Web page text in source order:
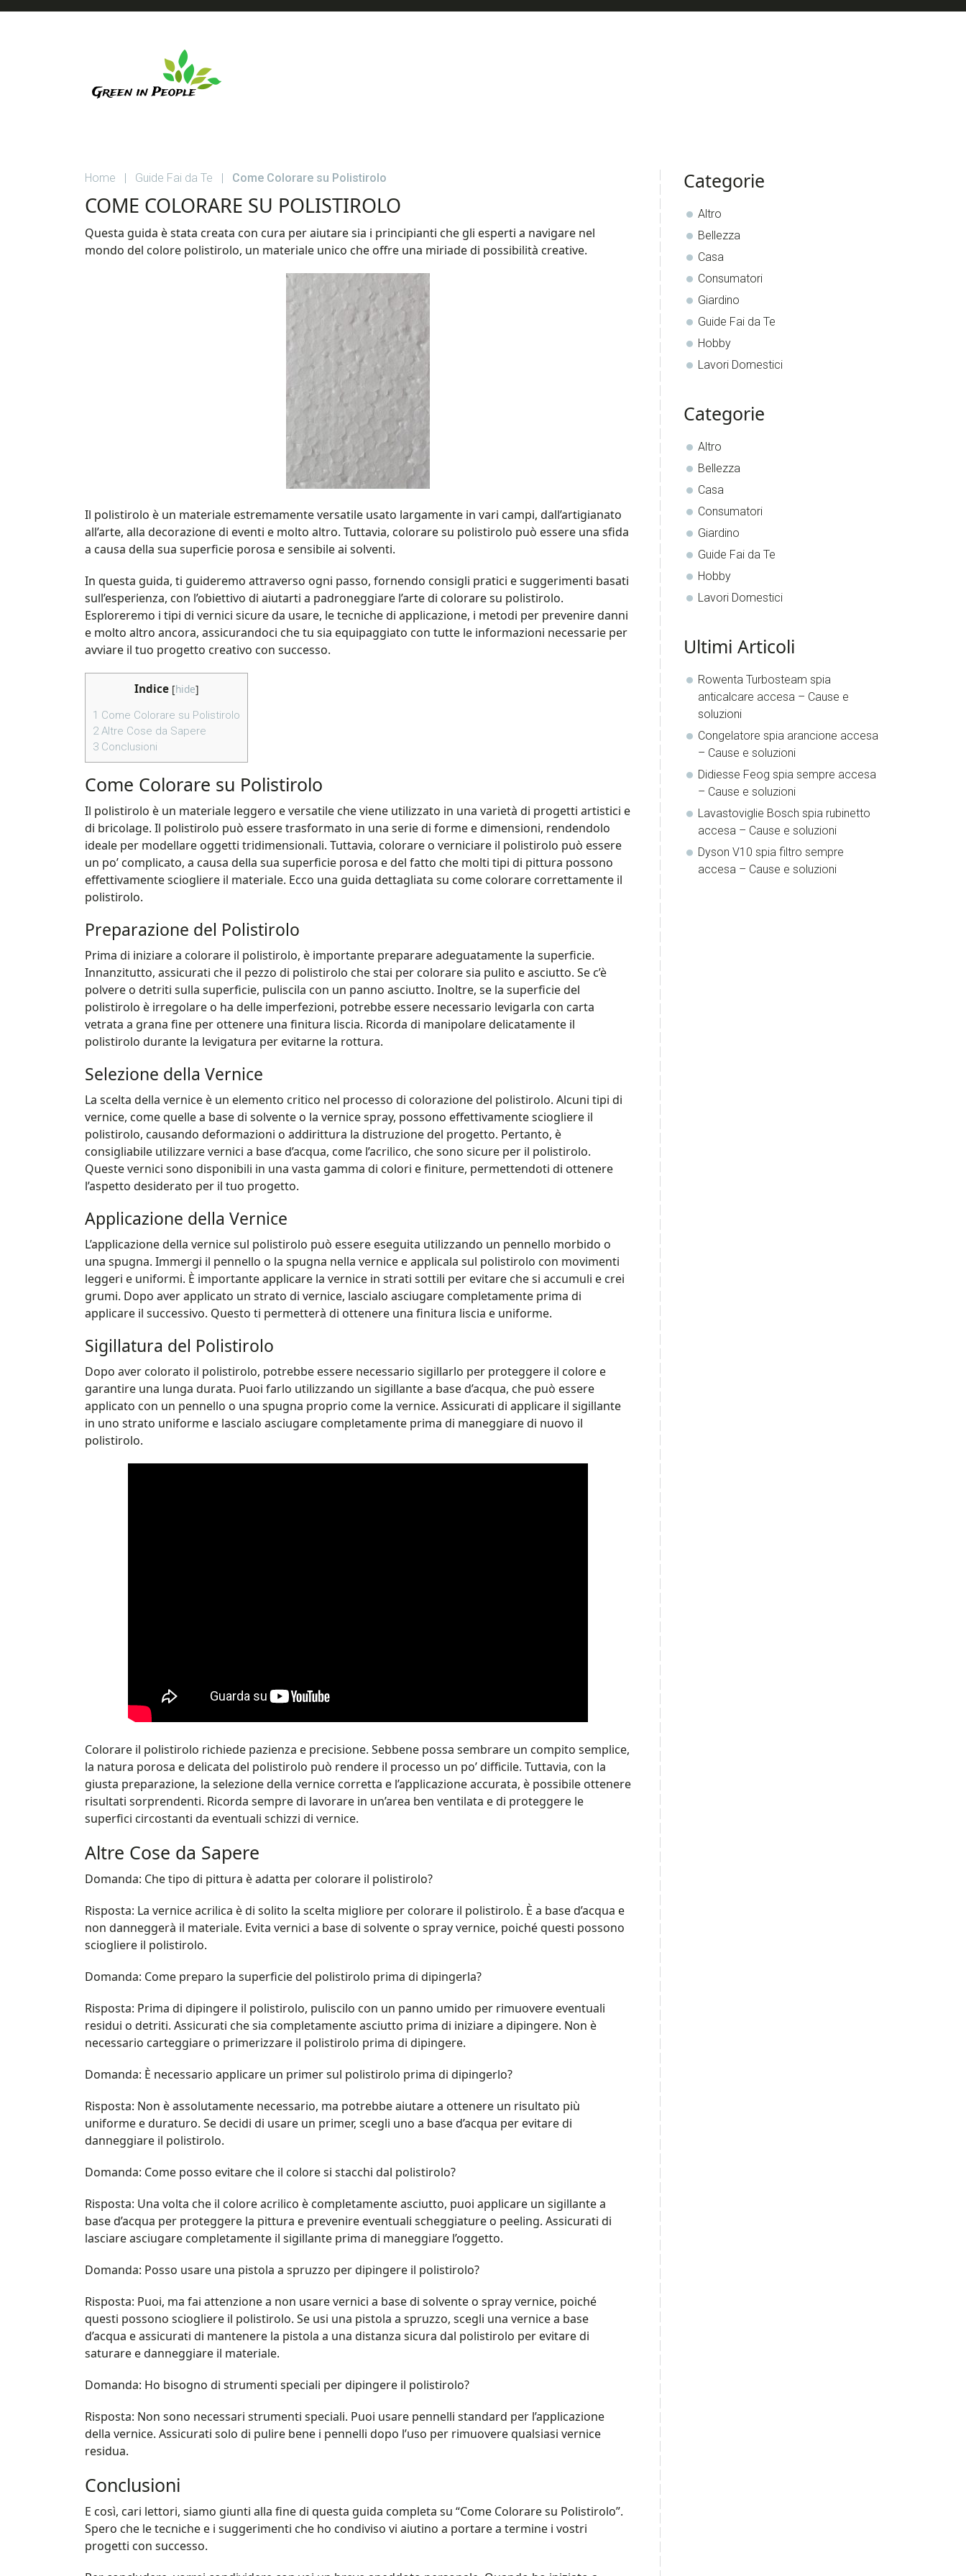
Skip
Skip
Skip
IN
PEOPLE
e
Giardino
Home | Guide Fai da Te | Come Colorare su Polistirolo
COME COLORARE SU POLISTIROLO
Questa guida è stata creata con cura per aiutare sia i principianti che gli esperti a navigare nel
mondo del colore polistirolo, un materiale unico che offre una miriade di possibilità creative.
Il polistirolo è un materiale estremamente versatile usato largamente in vari campi, dall’artigianato
all’arte, alla decorazione di eventi e molto altro. Tuttavia, colorare su polistirolo può essere una sfida
a causa della sua superficie porosa e sensibile ai solventi.
In questa guida, ti guideremo attraverso ogni passo, fornendo consigli pratici e suggerimenti basati
sull’esperienza, con l’obiettivo di aiutarti a padroneggiare l’arte di colorare su polistirolo.
Esploreremo i tipi di vernici sicure da usare, le tecniche di applicazione, i metodi per prevenire danni
e molto altro ancora, assicurandoci che tu sia equipaggiato con tutte le informazioni necessarie per
avviare il tuo progetto creativo con successo.
Indice [hide]
1 Come Colorare su Polistirolo
2Altre Cose da Sapere
3 Conclusioni
Come Colorare su Polistirolo
Il polistirolo è un materiale leggero e versatile che viene utilizzato in una varietà di progetti artistici e
di bricolage. Il polistirolo può essere trasformato in una serie di forme e dimensioni, rendendolo
ideale per modellare oggetti tridimensionali. Tuttavia, colorare o verniciare il polistirolo può essere
un po’ complicato, a causa della sua superficie porosa e del fatto che molti tipi di pittura possono
effettivamente sciogliere il materiale. Ecco una guida dettagliata su come colorare correttamente il
polistirolo.
Preparazione del Polistirolo
Prima di iniziare a colorare il polistirolo, è importante preparare adeguatamente la superficie.
Innanzitutto, assicurati che il pezzo di polistirolo che stai per colorare sia pulito e asciutto. Se c’è
polvere o detriti sulla superficie, puliscila con un panno asciutto. Inoltre, se la superficie del
polistirolo è irregolare o ha delle imperfezioni, potrebbe essere necessario levigarla con carta
vetrata a grana fine per ottenere una finitura liscia. Ricorda di manipolare delicatamente il
polistirolo durante la levigatura per evitarne la rottura.
Selezione della Vernice
La scelta della vernice è un elemento critico nel processo di colorazione del polistirolo. Alcuni tipi di
vernice, come quelle a base di solvente o la vernice spray, possono effettivamente sciogliere il
polistirolo, causando deformazioni o addirittura la distruzione del progetto. Pertanto, è
consigliabile utilizzare vernici a base d’acqua, come l’acrilico, che sono sicure per il polistirolo.
Queste vernici sono disponibili in una vasta gamma di colori e finiture, permettendoti di ottenere
l’aspetto desiderato per il tuo progetto.
Applicazione della Vernice
L’applicazione della vernice sul polistirolo può essere eseguita utilizzando un pennello morbido o
una spugna. Immergi il pennello o la spugna nella vernice e applicala sul polistirolo con movimenti
leggeri e uniformi. È importante applicare la vernice in strati sottili per evitare che si accumuli e crei
grumi. Dopo aver applicato un strato di vernice, lascialo asciugare completamente prima di
applicare il successivo. Questo ti permetterà di ottenere una finitura liscia e uniforme.
Sigillatura del Polistirolo
Dopo aver colorato il polistirolo, potrebbe essere necessario sigillarlo per proteggere il colore e
garantire una lunga durata. Puoi farlo utilizzando un sigillante a base d’acqua, che può essere
applicato con un pennello o una spugna proprio come la vernice. Assicurati di applicare il sigillante
in uno strato uniforme e lascialo asciugare completamente prima di maneggiare di nuovo il
polistirolo.
Colorare il polistirolo richiede pazienza e precisione. Sebbene possa sembrare un compito semplice,
la natura porosa e delicata del polistirolo può rendere il processo un po’ difficile. Tuttavia, con la
giusta preparazione, la selezione della vernice corretta e l’applicazione accurata, è possibile ottenere
risultati sorprendenti. Ricorda sempre di lavorare in un’area ben ventilata e di proteggere le
superfici circostanti da eventuali schizzi di vernice.
Altre Cose da Sapere
Domanda: Che tipo di pittura è adatta per colorare il polistirolo?
Risposta: La vernice acrilica è di solito la scelta migliore per colorare il polistirolo. È a base d’acqua e
non danneggerà il materiale. Evita vernici a base di solvente o spray vernice, poiché questi possono
sciogliere il polistirolo.
Domanda: Come preparo la superficie del polistirolo prima di dipingerla?
Risposta: Prima di dipingere il polistirolo, puliscilo con un panno umido per rimuovere eventuali
residui o detriti. Assicurati che sia completamente asciutto prima di iniziare a dipingere. Non è
necessario carteggiare o primerizzare il polistirolo prima di dipingere.
Domanda: È necessario applicare un primer sul polistirolo prima di dipingerlo?
Risposta: Non è assolutamente necessario, ma potrebbe aiutare a ottenere un risultato più
uniforme e duraturo. Se decidi di usare un primer, scegli uno a base d’acqua per evitare di
danneggiare il polistirolo.
Domanda: Come posso evitare che il colore si stacchi dal polistirolo?
Risposta: Una volta che il colore acrilico è completamente asciutto, puoi applicare un sigillante a
base d’acqua per proteggere la pittura e prevenire eventuali scheggiature o peeling. Assicurati di
lasciare asciugare completamente il sigillante prima di maneggiare l’oggetto.
Domanda: Posso usare una pistola a spruzzo per dipingere il polistirolo?
Risposta: Puoi, ma fai attenzione a non usare vernici a base di solvente o spray vernice, poiché
questi possono sciogliere il polistirolo. Se usi una pistola a spruzzo, scegli una vernice a base
d’acqua e assicurati di mantenere la pistola a una distanza sicura dal polistirolo per evitare di
saturare e danneggiare il materiale.
Domanda: Ho bisogno di strumenti speciali per dipingere il polistirolo?
Risposta: Non sono necessari strumenti speciali. Puoi usare pennelli standard per l’applicazione
della vernice. Assicurati solo di pulire bene i pennelli dopo l’uso per rimuovere qualsiasi vernice
residua.
Conclusioni
E così, cari lettori, siamo giunti alla fine di questa guida completa su “Come Colorare su Polistirolo”.
Spero che le tecniche e i suggerimenti che ho condiviso vi aiutino a portare a termine i vostri
progetti con successo.
sidebar
Blog
Categorie
Altro
Bellezza
Casa
Consumatori
Giardino
Guide Fai da Te
Hobby
Lavori Domestici
Categorie
Altro
Bellezza
Casa
Consumatori
Giardino
Guide Fai da Te
Hobby
Lavori Domestici
Ultimi Articoli
Rowenta Turbosteam spia
anticalcare accesa​​ – Cause e
soluzioni
Congelatore spia arancione accesa​​
– Cause e soluzioni
Didiesse Feog spia sempre accesa​​
– Cause e soluzioni
Lavastoviglie Bosch spia rubinetto
accesa​​ – Cause e soluzioni
Dyson V10 spia filtro sempre
accesa​​ – Cause e soluzioni